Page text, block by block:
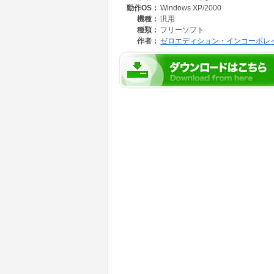
○ マルチ駆動が可能になっていますので複数ア
○ 着信音の選択機能を追加しました。
動作OS： Windows XP/2000
機種： 汎用
種類： フリーソフト
作者： ゼロエディション・インコーポレ